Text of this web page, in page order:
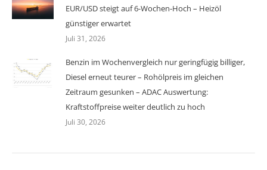
EUR/USD steigt auf 6-Wochen-Hoch – Heizöl
günstiger erwartet
Juli 31, 2026
Benzin im Wochenvergleich nur geringfügig billiger,
Diesel erneut teurer – Rohölpreis im gleichen
Zeitraum gesunken – ADAC Auswertung:
Kraftstoffpreise weiter deutlich zu hoch
Juli 30, 2026